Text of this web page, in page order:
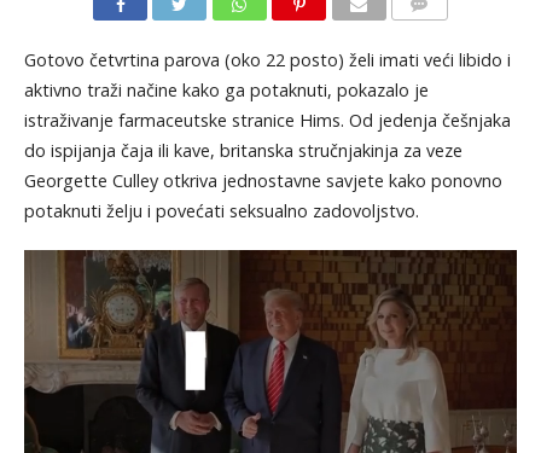
Gotovo četvrtina parova (oko 22 posto) želi imati veći libido i
aktivno traži načine kako ga potaknuti, pokazalo je
istraživanje farmaceutske stranice Hims. Od jedenja češnjaka
do ispijanja čaja ili kave, britanska stručnjakinja za veze
Georgette Culley otkriva jednostavne savjete kako ponovno
potaknuti želju i povećati seksualno zadovoljstvo.